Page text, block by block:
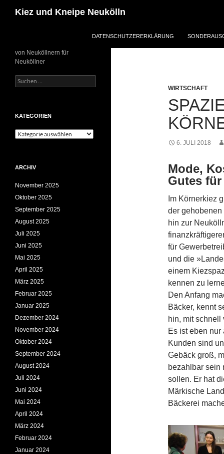
Inhalt
Kiez und Kneipe Neukölln
DATENSCHUTZERERKLÄRUNG
WIRTSCHAFT
6. JULI 2018
Mode,
Gutes
Im Körnerkiez
der
hin zur
für
und die
einem
kennen zu
Den Anfang
Bäcker, kennt
hin, mit
Es ist eben
Kunden sind
Gebäck groß,
bezahlbar sein
sollen. Er hat
Märkische
Bäckerei
von Neuköllnern für
Neuköllner
Suchen
nach:
KATEGORIEN
Kategorien
ARCHIV
November 2025
Oktober 2025
September 2025
August 2025
Juli 2025
Juni 2025
Mai 2025
April 2025
März 2025
Februar 2025
Januar 2025
Dezember 2024
November 2024
Oktober 2024
September 2024
August 2024
Juli 2024
Juni 2024
Mai 2024
April 2024
März 2024
Februar 2024
Januar 2024